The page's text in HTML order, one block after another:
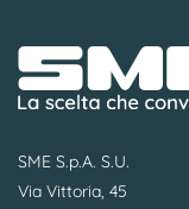
SME S.p.A. S.U.
Via Vittoria, 45